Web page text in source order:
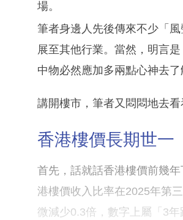
場。
筆者身邊人先後傳來不少「
展至其他行業。當然，明言
中物必然應加多兩點心神去
講開樓市，筆者又悶悶地去看
香港樓價長期世一
首先，話就話香港樓價前幾
港樓價收入比率在2025年第
微減少0.3倍，數字上屬「3年